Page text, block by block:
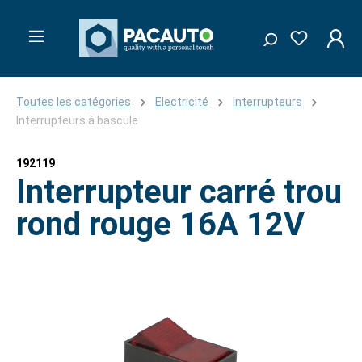
Toutes les catégories Electricité
Interrupteurs
Interrupteurs à bascule
192119
Interrupteur carré trou
rond rouge 16A 12V